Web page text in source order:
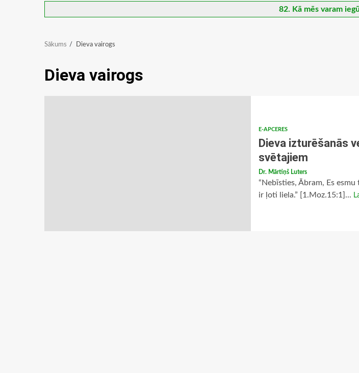
82. Kā mēs varam
Sākums Dieva vairogs
Dieva vairogs
E-APCERES
Dieva izturēšanās
svētajiem
Dr. Mārtiņš Luters
“Nebīsties, Ābram, Es
ir ļoti liela.” [1.Moz.15:1]...